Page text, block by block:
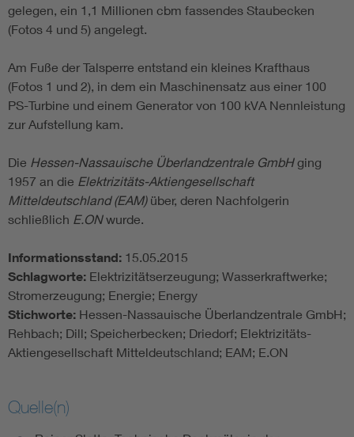
gelegen, ein 1,1 Millionen cbm fassendes Staubecken
(Fotos 4 und 5) angelegt.
Am Fuße der Talsperre entstand ein kleines Krafthaus
(Fotos 1 und 2), in dem ein Maschinensatz aus einer 100
PS-Turbine und einem Generator von 100 kVA Nennleistung
zur Aufstellung kam.
Die Hessen-Nassauische Überlandzentrale GmbHging
1957 an die Elektrizitäts-Aktiengesellschaft
Mitteldeutschland (EAM)über, deren Nachfolgerin
schließlich E.ONwurde.
Informationsstand: 15.05.2015
Schlagworte: Elektrizitätserzeugung; Wasserkraftwerke;
Stromerzeugung; Energie; Energy
Stichworte: Hessen-Nassauische Überlandzentrale GmbH;
Rehbach; Dill; Speicherbecken; Driedorf; Elektrizitäts-
Aktiengesellschaft Mitteldeutschland; EAM; E.ON
Quelle(n)